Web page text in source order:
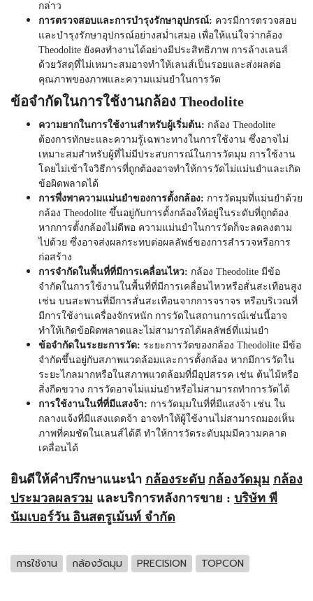
กล่าว
การตรวจสอบและการบำรุงรักษาอุปกรณ์: ควรมีการตรวจสอบ
และบำรุงรักษาอุปกรณ์อย่างสม่ำเสมอ เพื่อให้แน่ใจว่ากล้อง
Theodolite ยังคงทำงานได้อย่างมีประสิทธิภาพ การล้างเลนส์
ด้วยวัสดุที่ไม่เหมาะสมอาจทำให้เลนส์เป็นรอยและส่งผลต่อ
คุณภาพของภาพและความแม่นยำในการวัด
ข้อจำกัดในการใช้งานกล้อง Theodolite
ความยากในการใช้งานสำหรับผู้เริ่มต้น: กล้อง Theodolite
ต้องการทักษะและความรู้เฉพาะทางในการใช้งาน ซึ่งอาจไม่
เหมาะสมสำหรับผู้ที่ไม่มีประสบการณ์ในการวัดมุม การใช้งาน
โดยไม่เข้าใจวิธีการที่ถูกต้องอาจทำให้การวัดไม่แม่นยำและเกิด
ข้อผิดพลาดได้
การพึ่งพาความแม่นยำของการตั้งกล้อง: การวัดมุมที่แม่นยำด้วย
กล้อง Theodolite ขึ้นอยู่กับการตั้งกล้องให้อยู่ในระดับที่ถูกต้อง
หากการตั้งกล้องไม่ดีพอ ความแม่นยำในการวัดก็จะลดลงตาม
ไปด้วย ซึ่งอาจส่งผลกระทบต่อผลลัพธ์ของการสำรวจหรือการ
ก่อสร้าง
การจำกัดในพื้นที่ที่มีการเคลื่อนไหว: กล้อง Theodolite มีข้อ
จำกัดในการใช้งานในพื้นที่ที่มีการเคลื่อนไหวหรือสั่นสะเทือนสูง
เช่น บนสะพานที่มีการสั่นสะเทือนจากการจราจร หรือบริเวณที่
มีการใช้งานเครื่องจักรหนัก การวัดในสถานการณ์เช่นนี้อาจ
ทำให้เกิดข้อผิดพลาดและไม่สามารถได้ผลลัพธ์ที่แม่นยำ
ข้อจำกัดในระยะการวัด: ระยะการวัดของกล้อง Theodolite มีข้อ
จำกัดขึ้นอยู่กับสภาพแวดล้อมและการตั้งกล้อง หากมีการวัดใน
ระยะไกลมากหรือในสภาพแวดล้อมที่มีอุปสรรค เช่น ต้นไม้หรือ
สิ่งกีดขวาง การวัดอาจไม่แม่นยำหรือไม่สามารถทำการวัดได้
การใช้งานในที่ที่มีแสงจ้า: การวัดมุมในที่ที่มีแสงจ้า เช่น ใน
กลางแจ้งที่มีแสงแดดจ้า อาจทำให้ผู้ใช้งานไม่สามารถมองเห็น
ภาพที่คมชัดในเลนส์ได้ดี ทำให้การวัดระดับมุมมีความคลาด
เคลื่อนได้
ยินดีให้คำปรึกษาแนะนำ กล้องระดับ กล้องวัดมุม กล้อง
ประมวลผลรวม และบริการหลังการขาย : บริษัท พี
นัมเบอร์วัน อินสตรูเม้นท์ จำกัด
การใช้งาน กล้องวัดมุม PRECISION TOPCON